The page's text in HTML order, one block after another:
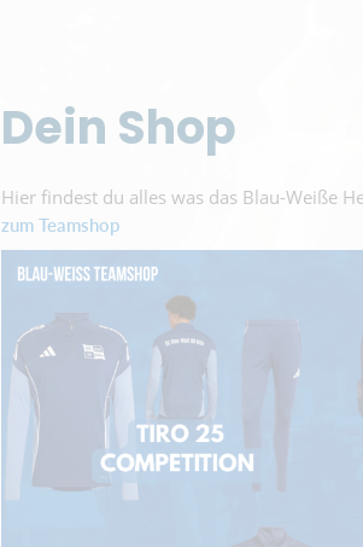
Dein Shop
Hier findest du alles was das Blau-Weiße
zum Teamshop